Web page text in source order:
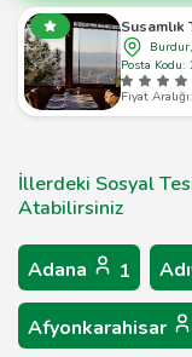
Susamlık
Posta Kodu:
Fiyat
İllerdeki Sosyal
Atabilirsiniz
Adana 1
Afyonkarahisar